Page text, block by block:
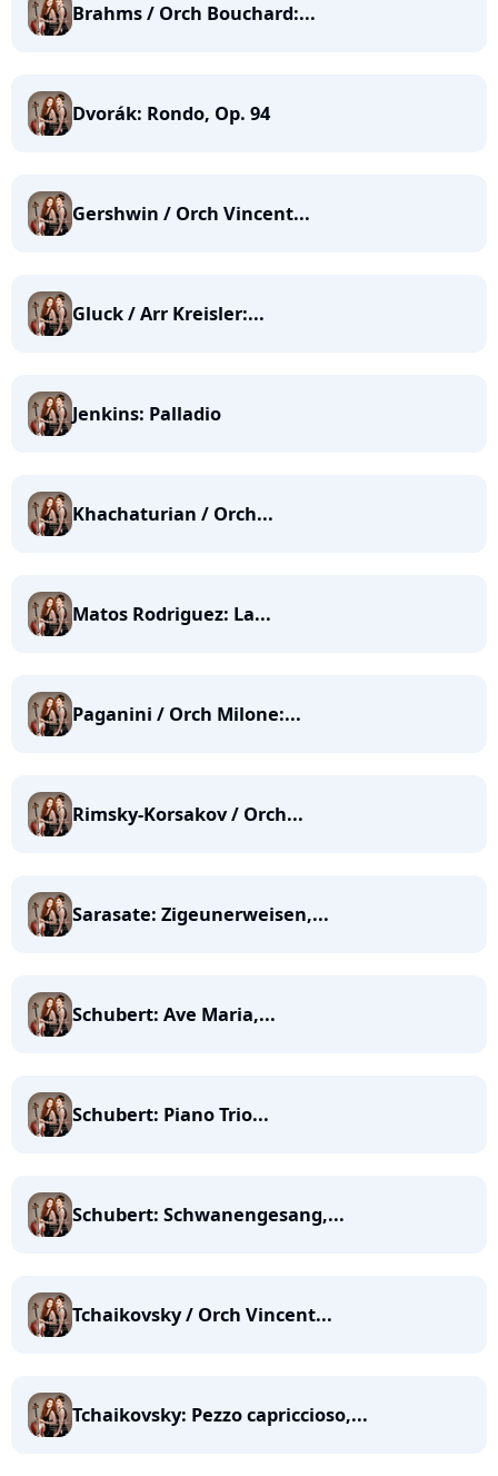
Brahms / Orch Bouchard:...
Dvorák: Rondo, Op. 94
Gershwin / Orch Vincent...
Gluck / Arr Kreisler:...
Jenkins: Palladio
Khachaturian / Orch...
Matos Rodriguez: La...
Paganini / Orch Milone:...
Rimsky-Korsakov / Orch...
Sarasate: Zigeunerweisen,...
Schubert: Ave Maria,...
Schubert: Piano Trio...
Schubert: Schwanengesang,...
Tchaikovsky / Orch Vincent...
Tchaikovsky: Pezzo capriccioso,...